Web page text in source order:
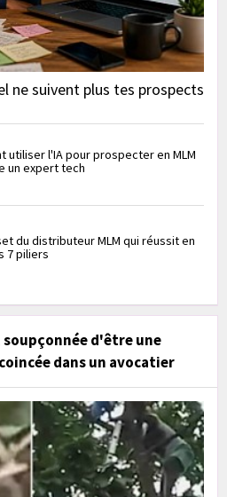
ne suivent plus tes prospects
utiliser l'IA pour prospecter en MLM
un expert tech
du distributeur MLM qui réussit en
7 piliers
soupçonnée d'être une
dans un avocatier